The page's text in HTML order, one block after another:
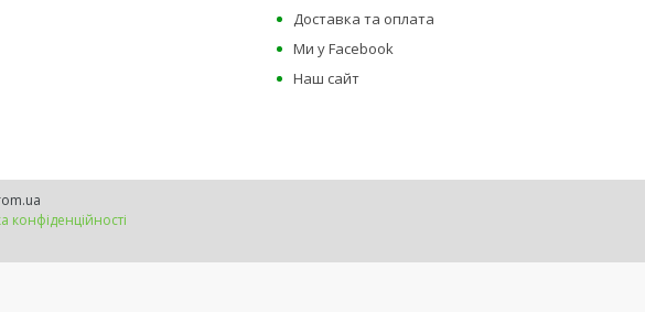
Доставка та оплата
Ми у Facebook
Наш сайт
конфіденційності